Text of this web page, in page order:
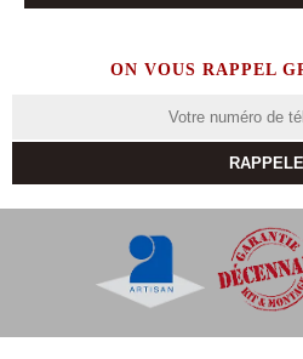
ON VOUS RAPPEL